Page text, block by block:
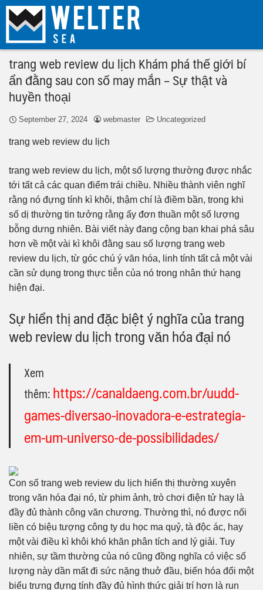
trang web review du lịch Khám phá thế giới bí
ẩn đằng sau con số may mắn – Sự thật và
huyền thoại
September 27, 2024 webmaster Uncategorized
trang web review du lịch
trang web review du lịch, một số lượng thường được nhắc
tới tất cả các quan điểm trái chiều. Nhiều thành viên nghĩ
rằng nó đựng tính kì khôi, thậm chí là điềm bần, trong khi
số dị thường tin tưởng rằng ấy đơn thuần một số lượng
bỗng dưng nhiên. Bài viết này đang cộng bạn khai phá sâu
hơn về một vài kì khôi đằng sau số lượng trang web
review du lịch, từ góc chú ý văn hóa, linh tính tất cả một vài
cần sử dụng trong thực tiễn của nó trong nhân thứ hạng
hiện đại.
Sự hiển thị and đặc biệt ý nghĩa của trang
web review du lịch trong văn hóa đại nó
Xem
thêm:https://canaldaeng.com.br/uudd-
games-diversao-inovadora-e-estrategia-
em-um-universo-de-possibilidades/
Con số trang web review du lịch hiển thị thường xuyên
trong văn hóa đại nó, từ phim ảnh, trò chơi điện tử hay là
đầy đủ thành công văn chương. Thường thì, nó được nối
liền có biệu tượng công ty du học ma quỷ, tà độc ác, hay
một vài điều kì khôi khó khăn phân tích and lý giải. Tuy
nhiên, sự tầm thường của nó cũng đồng nghĩa có việc số
lượng này dần mất đi sức nặng thuở đầu, biến hóa đổi một
biểu trưng đựng tính đầy đủ hình thức giải trí hơn là run